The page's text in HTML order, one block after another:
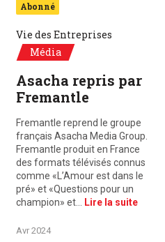
Abonné
Vie des Entreprises
Média
Asacha repris par
Fremantle
Fremantle reprend le groupe
français Asacha Media Group.
Fremantle produit en France
des formats télévisés connus
comme «L’Amour est dans le
pré» et «Questions pour un
champion» et…
Lire la suite
Avr 2024